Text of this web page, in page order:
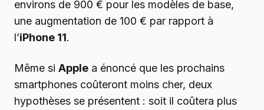
environs de 900 € pour les modèles de base,
une augmentation de 100 € par rapport à
l’iPhone 11.
Même si Apple a énoncé que les prochains
smartphones coûteront moins cher, deux
hypothèses se présentent : soit il coûtera plus